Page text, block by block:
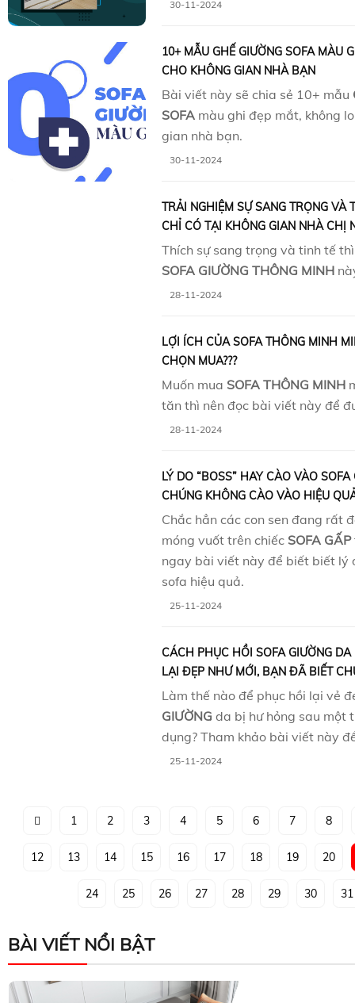
30-11-2024
10+ MẪU GHẾ GIƯỜNG SOFA MÀU
CHO KHÔNG GIAN NHÀ BẠN
Bài viết này sẽ chia sẻ 10+ mẫu
SOFA màu ghi đẹp mắt, không
gian nhà bạn.
30-11-2024
TRẢI NGHIỆM SỰ SANG TRỌNG VÀ
CHỈ CÓ TẠI KHÔNG GIAN NHÀ CHỊ
Thích sự sang trọng và tinh tế
SOFA GIƯỜNG THÔNG MINH
28-11-2024
LỢI ÍCH CỦA SOFA THÔNG MINH
CHỌN MUA???
Muốn mua SOFA THÔNG MINH
tăn thì nên đọc bài viết này để
28-11-2024
LÝ DO “BOSS” HAY CÀO VÀO
CHÚNG KHÔNG CÀO VÀO HIỆU
Chắc hẳn các con sen đang rất
móng vuốt trên chiếc SOFA GẤP
ngay bài viết này để biết biết lý
sofa hiệu quả.
25-11-2024
CÁCH PHỤC HỒI SOFA GIƯỜNG
LẠI ĐẸP NHƯ MỚI, BẠN ĐÃ BIẾT
Làm thế nào để phục hồi lại vẻ
GIƯỜNG da bị hư hỏng sau một
dụng? Tham khảo bài viết này
25-11-2024
1 2 3 4 5 6 7 8
12 13 14 15 16 17 18 19 20
24 25 26 27 28 29 30 31
BÀI VIẾT NỔI BẬT